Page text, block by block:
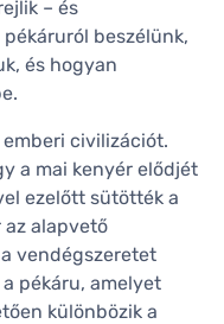
– és
beszélünk,
és hogyan
civilizációt.
a mai kenyér elődjét
ezelőtt sütötték a
alapvető
vendégszeretet
pékáru, amelyet
különbözik a